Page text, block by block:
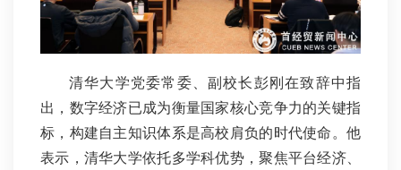
清华大学党委常委、副校长彭刚在致辞中指
出，数字经济已成为衡量国家核心竞争力的关键指
标，构建自主知识体系是高校肩负的时代使命。他
表示，清华大学依托多学科优势，聚焦平台经济、